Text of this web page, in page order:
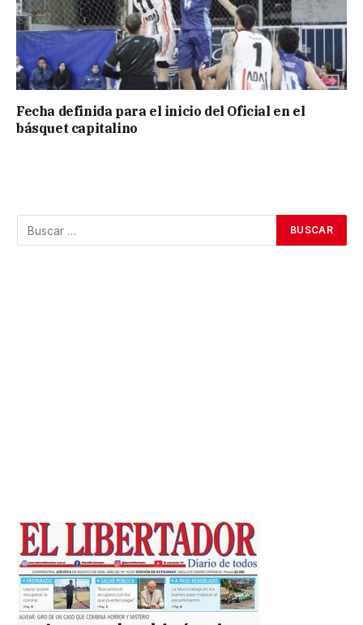
Fecha definida para el inicio del Oficial en el
básquet capitalino